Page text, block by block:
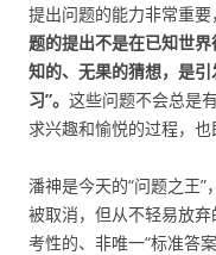
提出问题的能力非常重要
题的提出不是在已知世
知的、无果的猜想，是
习”。 这些问题不会总是
求兴趣和愉悦的过程，也
潘神是今天的“问题之王”
被取消，但从不轻易放
考性的、非唯一“标准答案